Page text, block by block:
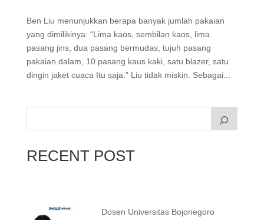
Ben Liu menunjukkan berapa banyak jumlah pakaian
yang dimilikinya: “Lima kaos, sembilan kaos, lima
pasang jins, dua pasang bermudas, tujuh pasang
pakaian dalam, 10 pasang kaus kaki, satu blazer, satu
dingin jaket cuaca Itu saja.” Liu tidak miskin. Sebagai...
RECENT POST
Dosen Universitas Bojonegoro